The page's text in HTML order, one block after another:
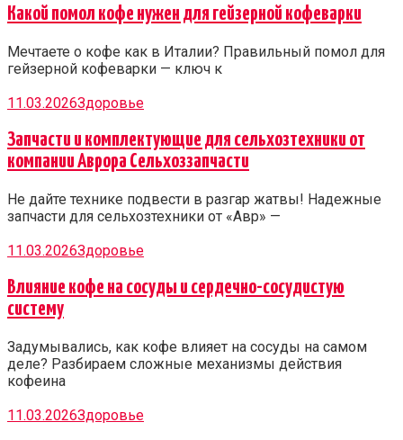
Какой помол кофе нужен для гейзерной кофеварки
Мечтаете о кофе как в Италии? Правильный помол для
гейзерной кофеварки — ключ к
11.03.2026Здоровье
Запчасти и комплектующие для сельхозтехники от
компании Аврора Сельхоззапчасти
Не дайте технике подвести в разгар жатвы! Надежные
запчасти для сельхозтехники от «Авр» —
11.03.2026Здоровье
Влияние кофе на сосуды и сердечно-сосудистую
систему
Задумывались, как кофе влияет на сосуды на самом
деле? Разбираем сложные механизмы действия
кофеина
11.03.2026Здоровье